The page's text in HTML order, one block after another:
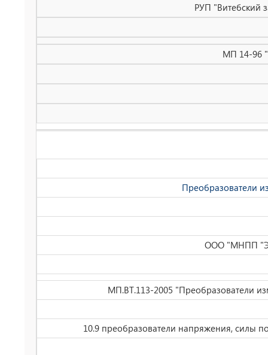
РУП "Витебский
МП 14-96
Преобразователи
ООО "МНПП
МП.ВТ.113-2005 "Преобразователи
10.9 преобразователи напряжения, силы